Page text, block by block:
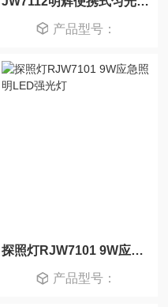
产品型号：
探照灯RJW7101 9W应急照明LED强光灯
产品型号：